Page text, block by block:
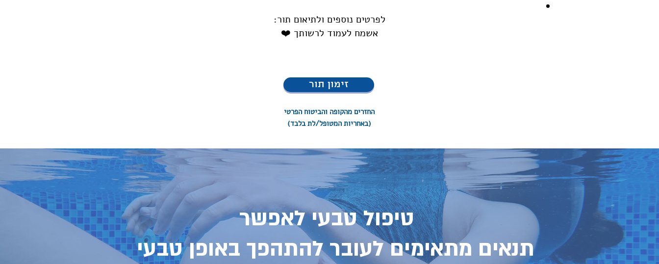
לפרטים נוספים ולתיאום תור:
אשמח לעמוד לרשותך ❤️
זימון תור
החזרים מהקופה והביטוח הפרטי
(באחריות המטופל/לת בלבד)
טיפול טבעי לאפשר
תנאים מתאימים לעובר להתהפך באופן טבעי